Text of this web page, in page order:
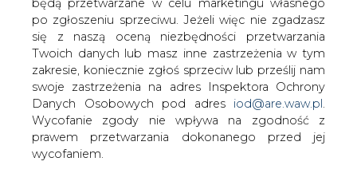
będą przetwarzane w celu marketingu własnego
po zgłoszeniu sprzeciwu. Jeżeli więc nie zgadzasz
się z naszą oceną niezbędności przetwarzania
Twoich danych lub masz inne zastrzeżenia w tym
zakresie, koniecznie zgłoś sprzeciw lub prześlij nam
swoje zastrzeżenia na adres Inspektora Ochrony
Danych Osobowych pod adres iod@are.waw.pl.
Wycofanie zgody nie wpływa na zgodność z
prawem przetwarzania dokonanego przed jej
wycofaniem.
ekologów. Jest to pomysł na
zablokowanie budowy nowych bloków
węglowych w Polsce wbrew interesowi
państwa. Należy oczywiście brać pod
uwagę regulacje europejskie, natomiast
nie można czekać nieskończoność na
budowę bloków. Czas na nią jest teraz
&#8211; twierdzi Tomasz Chmal z
Instytutu Sobieskiego.